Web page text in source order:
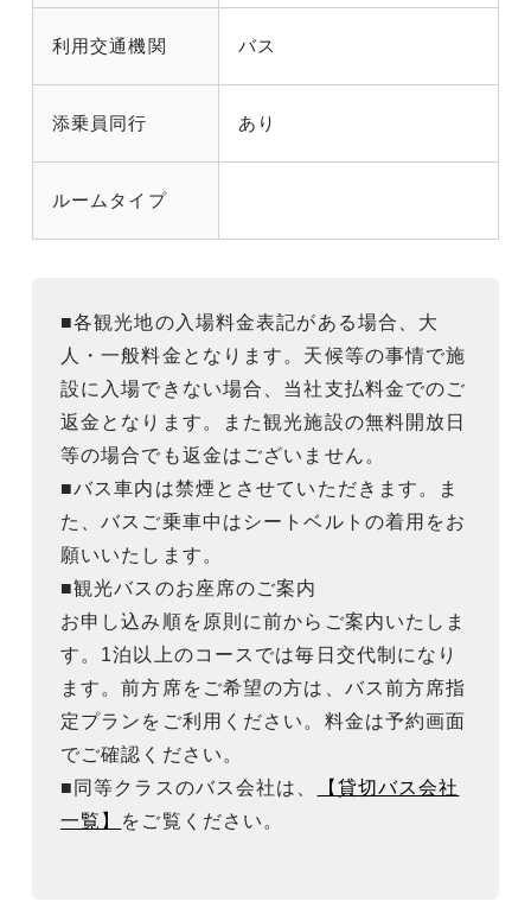
利用交通機関 バス
添乗員同行 あり
ルームタイプ
■各観光地の入場料金表記がある場合、大
人・一般料金となります。天候等の事情で施
設に入場できない場合、当社支払料金でのご
返金となります。また観光施設の無料開放日
等の場合でも返金はございません。
■バス車内は禁煙とさせていただきます。ま
た、バスご乗車中はシートベルトの着用をお
願いいたします。
■観光バスのお座席のご案内
お申し込み順を原則に前からご案内いたしま
す。1泊以上のコースでは毎日交代制になり
ます。前方席をご希望の方は、バス前方席指
定プランをご利用ください。料金は予約画面
でご確認ください。
■同等クラスのバス会社は、
【貸切バス会社
一覧】 をご覧ください。